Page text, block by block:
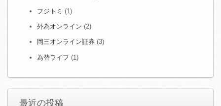
フジトミ (1)
外為オンライン (2)
岡三オンライン証券 (3)
為替ライフ (1)
最近の投稿